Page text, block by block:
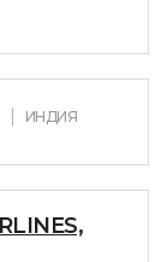
ИНДИЯ